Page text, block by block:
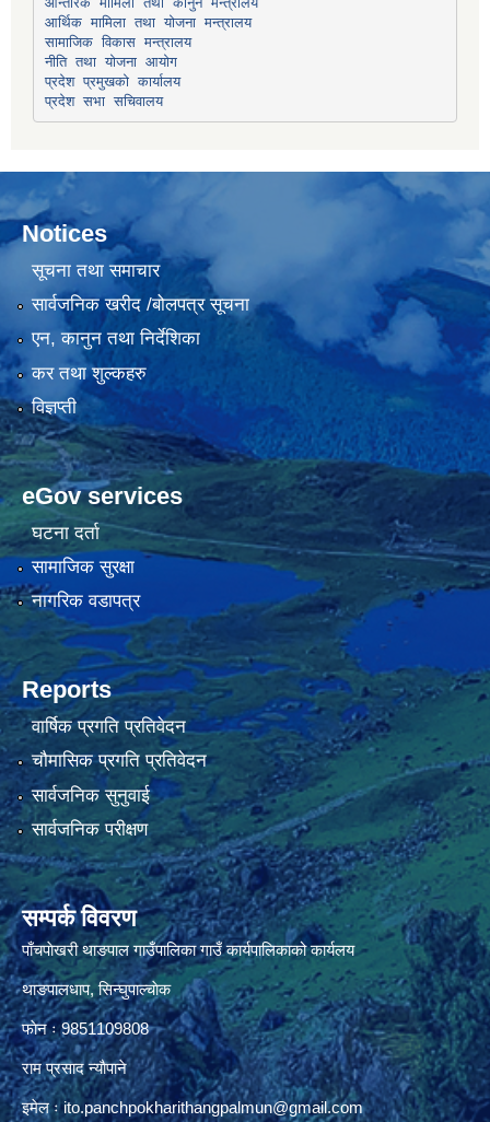
आर्थिक मामिला तथा योजना मन्त्रालय
सामाजिक विकास मन्त्रालय
नीति तथा योजना आयोग
प्रदेश प्रमुखको कार्यालय
प्रदेश सभा सचिवालय
Notices
सूचना तथा समाचार
सार्वजनिक खरीद /बोलपत्र सूचना
एन, कानुन तथा निर्देशिका
कर तथा शुल्कहरु
विज्ञप्ती
eGov services
घटना दर्ता
सामाजिक सुरक्षा
नागरिक वडापत्र
Reports
वार्षिक प्रगति प्रतिवेदन
चौमासिक प्रगति प्रतिवेदन
सार्वजनिक सुनुवाई
सार्वजनिक परीक्षण
सम्पर्क विवरण
पाँचपाेखरी थाङपाल गाउँपालिका गाउँ कार्यपालिकाको कार्यलय
थाङपालधाप, सिन्घुपाल्चाेक
फाेन ः 9851109808
राम प्रसाद न्याैपाने
इमेल ःito.panchpokharithangpalmun@gmail.com